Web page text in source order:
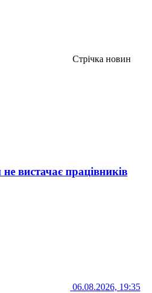
Стрічка новин
вистачає працівників
06.08.2026, 19:35